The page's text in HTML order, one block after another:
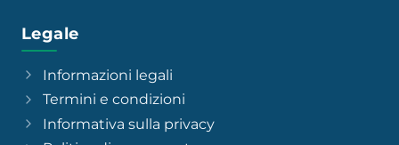
Legale
Informazioni legali
Termini e condizioni
Informativa sulla privacy